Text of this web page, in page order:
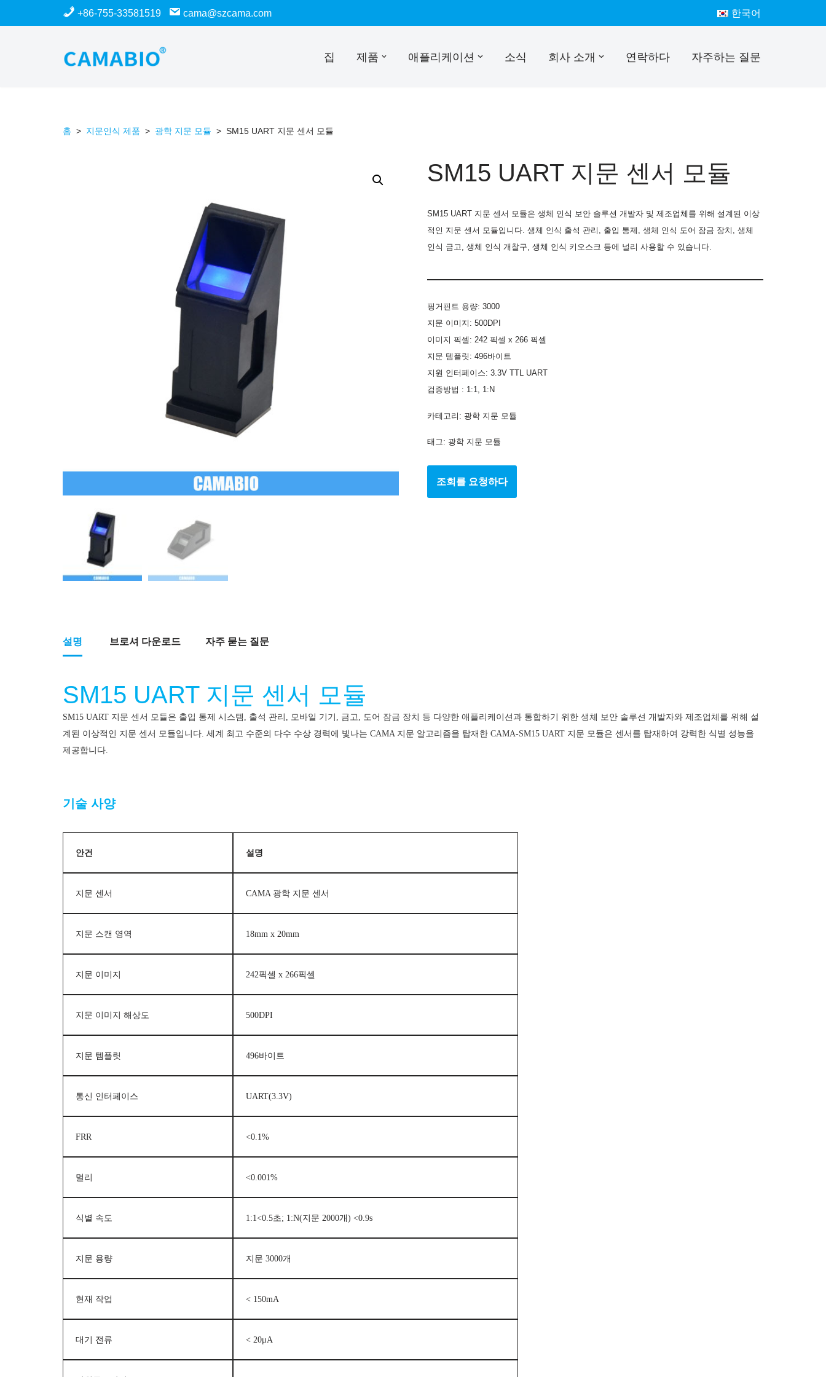
+86-755-33581519 cama@szcama.com 한국어
집 제품 애플리케이션 소식 회사 소개 연락하다 자주하는 질문
홈 > 지문인식 제품 > 광학 지문 모듈 > SM15 UART 지문 센서 모듈
SM15 UART 지문 센서 모듈
SM15 UART 지문 센서 모듈은 생체 인식 보안 솔루션 개발자 및 제조업체를 위해 설계된 이상
적인 지문 센서 모듈입니다. 생체 인식 출석 관리, 출입 통제, 생체 인식 도어 잠금 장치, 생체
인식 금고, 생체 인식 개찰구, 생체 인식 키오스크 등에 널리 사용할 수 있습니다.
핑거핀트 용량: 3000
지문 이미지: 500DPI
이미지 픽셀: 242 픽셀 x 266 픽셀
지문 템플릿: 496바이트
지원 인터페이스: 3.3V TTL UART
검증방법 : 1:1, 1:N
카테고리: 광학 지문 모듈
태그: 광학 지문 모듈
조회를 요청하다
설명 브로셔 다운로드 자주 묻는 질문
SM15 UART 지문 센서 모듈
SM15 UART 지문 센서 모듈은 출입 통제 시스템, 출석 관리, 모바일 기기, 금고, 도어 잠금 장치 등 다양한 애플리케이션과 통합하기 위한 생체 보안 솔루션 개발자와 제조업체를 위해 설
계된 이상적인 지문 센서 모듈입니다. 세계 최고 수준의 다수 수상 경력에 빛나는 CAMA 지문 알고리즘을 탑재한 CAMA-SM15 UART 지문 모듈은 센서를 탑재하여 강력한 식별 성능을
제공합니다.
기술 사양
안건 설명
지문 센서 CAMA 광학 지문 센서
지문 스캔 영역 18mm x 20mm
지문 이미지 242픽셀 x 266픽셀
지문 이미지 해상도 500DPI
지문 템플릿 496바이트
통신 인터페이스 UART(3.3V)
FRR <0.1%
멀리 <0.001%
식별 속도 1:1<0.5초; 1:N(지문 2000개) <0.9s
지문 용량 지문 3000개
현재 작업 < 150mA
대기 전류 < 20μA